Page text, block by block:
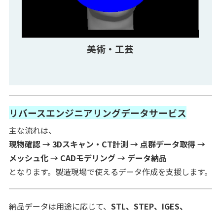
美術・工芸
リバースエンジニアリングデータサービス
主な流れは、
現物確認 → 3Dスキャン・CT計測 → 点群データ取得 →
メッシュ化 → CADモデリング → データ納品
となります。製造現場で使えるデータ作成を支援します。
納品データは用途に応じて、 STL、STEP、IGES、